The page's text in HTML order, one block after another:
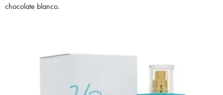
chocolate blanco.